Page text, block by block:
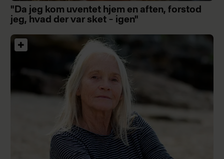
"Da jeg kom uventet hjem en aften, forstod
jeg, hvad der var sket – igen"